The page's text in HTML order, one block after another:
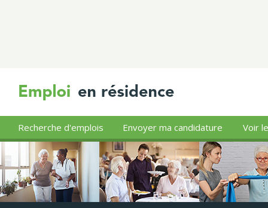
Recherche d'emplois Envoyer ma candidature Voir